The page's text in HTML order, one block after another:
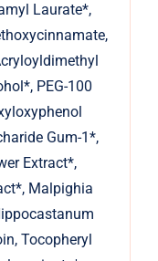
Laurate*,
PEG-100
Gum-1*,
Extract*,
Malpighia
Tocopheryl